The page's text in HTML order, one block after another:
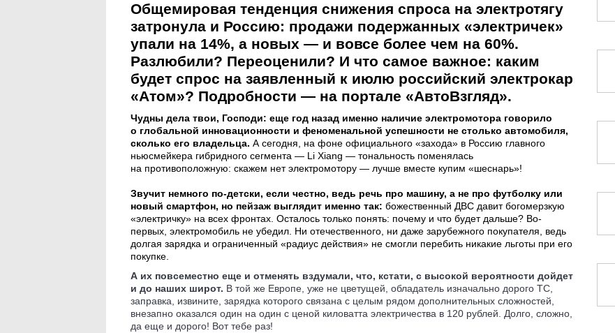
Общемировая тенденция снижения спроса на электротягу
затронула и Россию: продажи подержанных «электричек»
упали на 14%, а новых — и вовсе более чем на 60%.
Разлюбили? Переоценили? И что самое важное: каким
будет спрос на заявленный к июлю российский электрокар
«Атом»? Подробности — на портале «АвтоВзгляд».
Чудны дела твои, Господи: еще год назад именно наличие электромотора говорило
о глобальной инновационности и феноменальной успешности не столько автомобиля,
сколько его владельца. А сегодня, на фоне официального «захода» в Россию главного
ньюсмейкера гибридного сегмента — Li Xiang — тональность поменялась
на противоположную: скажем нет электромотору — лучше вместе купим «шеснарь»!
Звучит немного по-детски, если честно, ведь речь про машину, а не про футболку или
новый смартфон, но пейзаж выглядит именно так: божественный ДВС давит богомерзкую
«электричку» на всех фронтах. Осталось только понять: почему и что будет дальше? Во-
первых, электромобиль не убедил. Ни отечественного, ни даже зарубежного покупателя, ведь
долгая зарядка и ограниченный «радиус действия» не смогли перебить никакие льготы при его
покупке.
А их повсеместно еще и отменять вздумали, что, кстати, с высокой вероятности дойдет
и до наших широт. В той же Европе, уже не цветущей, обладатель изначально дорого ТС,
заправка, извините, зарядка которого связана с целым рядом дополнительных сложностей,
внезапно оказался один на один с ценой киловатта электричества в 120 рублей. Долго, сложно,
да еще и дорого! Вот тебе раз!